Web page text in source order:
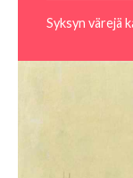
Syksyn värejä